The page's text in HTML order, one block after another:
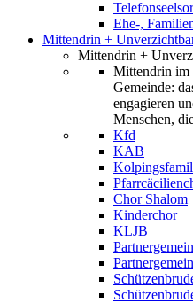
Ehe-,
Mittendrin +
Mittendrin +
Mittendrin im
Gemeinde:
engagieren
Menschen,
Kfd
KAB
Chor Shalom
Kinderchor
KLJB